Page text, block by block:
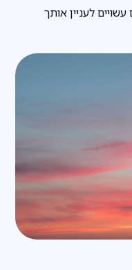
לעניין אותך